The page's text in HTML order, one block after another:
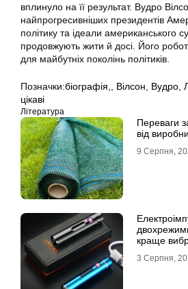
вплинуло на її результат. Вудро
найпрогресивніших президентів
політику та ідеали американського
продовжують жити й досі. Його
для майбутніх поколінь політиків.
Позначки:біографія, Вілсон Вудро
цікаві
Література
Переваги
від
9 Серпня,
краще
3 Серпня,